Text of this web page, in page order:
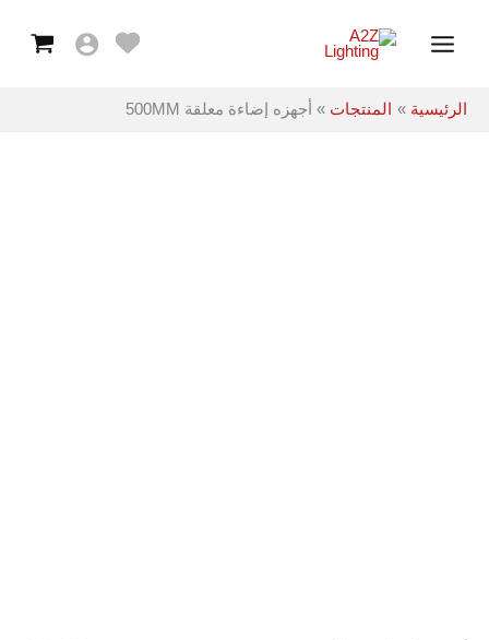
Menu
الرئيسية المنتجات أجهزه إضاءة معلقة 500MM